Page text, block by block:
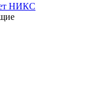
НИКС